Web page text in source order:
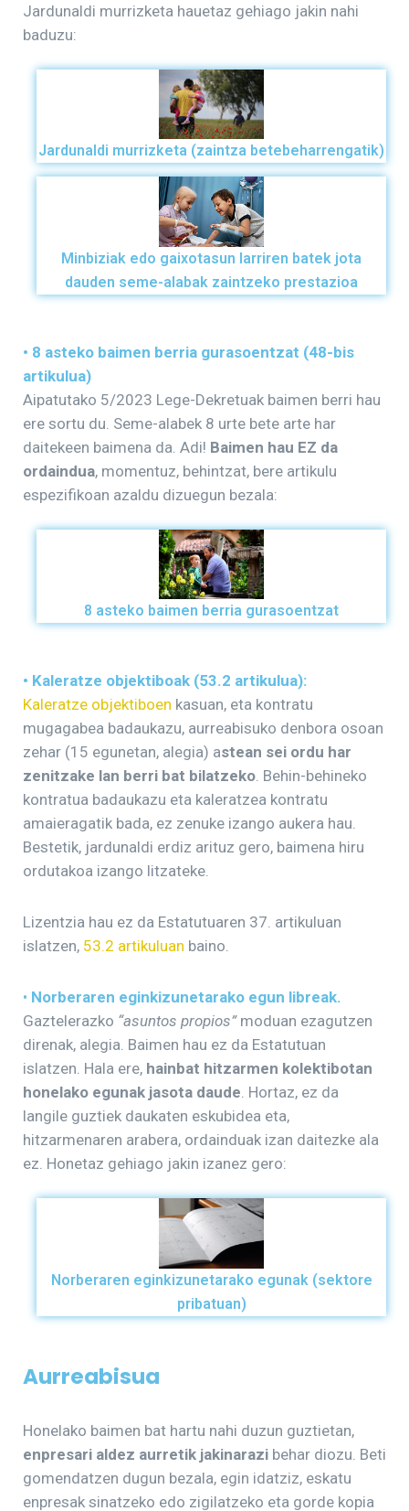
Jardunaldi murrizketa hauetaz gehiago jakin nahi
baduzu:
Jardunaldi murrizketa (zaintza betebeharrengatik)
Minbiziak edo gaixotasun larriren batek jota
dauden seme-alabak zaintzeko prestazioa
• 8 asteko baimen berria gurasoentzat (48-bis
artikulua)
Aipatutako 5/2023 Lege-Dekretuak baimen berri hau
ere sortu du. Seme-alabek 8 urte bete arte har
daitekeen baimena da. Adi! Baimen hau EZ da
ordaindua, momentuz, behintzat, bere artikulu
espezifikoan azaldu dizuegun bezala:
8 asteko baimen berria gurasoentzat
• Kaleratze objektiboak (53.2 artikulua):
Kaleratze objektiboen kasuan, eta kontratu
mugagabea badaukazu, aurreabisuko denbora osoan
zehar (15 egunetan, alegia) astean sei ordu har
zenitzake lan berri bat bilatzeko. Behin-behineko
kontratua badaukazu eta kaleratzea kontratu
amaieragatik bada, ez zenuke izango aukera hau.
Bestetik, jardunaldi erdiz arituz gero, baimena hiru
ordutakoa izango litzateke.
Lizentzia hau ez da Estatutuaren 37. artikuluan
islatzen, 53.2 artikuluan baino.
• Norberaren eginkizunetarako egun libreak.
Gaztelerazko “asuntos propios”moduan ezagutzen
direnak, alegia. Baimen hau ez da Estatutuan
islatzen. Hala ere, hainbat hitzarmen kolektibotan
honelako egunak jasota daude. Hortaz, ez da
langile guztiek daukaten eskubidea eta,
hitzarmenaren arabera, ordainduak izan daitezke ala
ez. Honetaz gehiago jakin izanez gero:
Norberaren eginkizunetarako egunak (sektore
pribatuan)
Aurreabisua
Honelako baimen bat hartu nahi duzun guztietan,
enpresari aldez aurretik jakinarazi behar diozu. Beti
gomendatzen dugun bezala, egin idatziz, eskatu
enpresak sinatzeko edo zigilatzeko eta gorde kopia